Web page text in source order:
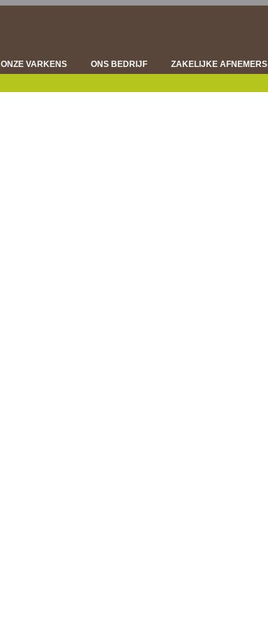
ONZE VARKENS ONS BEDRIJF ZAKELIJKE AFNEMERS